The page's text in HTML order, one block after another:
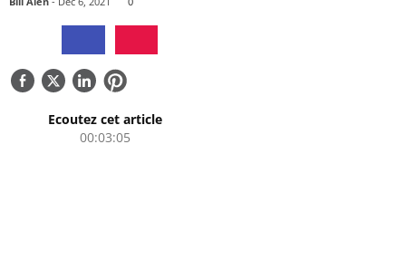
QUI SOMMES-NOUS
Ecoutez cet article
00:03:05